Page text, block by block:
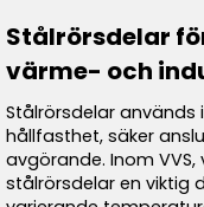
Stålrörsdelar
värme- och
Stålrörsdelar används
hållfasthet, säker
avgörande. Inom
stålrörsdelar en viktig